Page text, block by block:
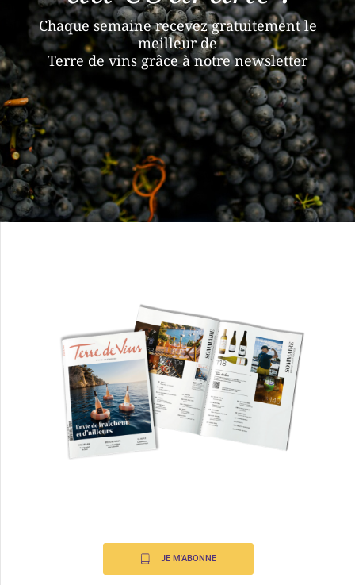
Chaque semaine recevez gratuitement le
meilleur de
Terre de vins grâce à notre newsletter
JE M'ABONNE